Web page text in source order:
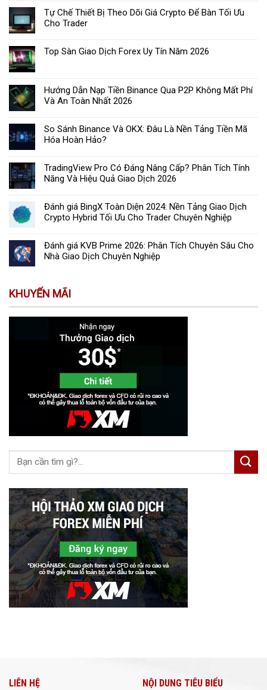
Tự Chế Thiết Bị Theo Dõi Giá Crypto Để Bàn Tối Ưu
Cho Trader
Top Sàn Giao Dịch Forex Uy Tín Năm 2026
Hướng Dẫn Nạp Tiền Binance Qua P2P Không Mất Phí
Và An Toàn Nhất 2026
So Sánh Binance Và OKX: Đâu Là Nền Tảng Tiền Mã
Hóa Hoàn Hảo?
TradingView Pro Có Đáng Nâng Cấp? Phân Tích Tính
Năng Và Hiệu Quả Giao Dịch 2026
Đánh giá BingX Toàn Diện 2024: Nền Tảng Giao Dịch
Crypto Hybrid Tối Ưu Cho Trader Chuyên Nghiệp
Đánh giá KVB Prime 2026: Phân Tích Chuyên Sâu Cho
Nhà Giao Dịch Chuyên Nghiệp
KHUYẾN MÃI
LIÊN HỆ NỘI DUNG TIÊU BIỂU